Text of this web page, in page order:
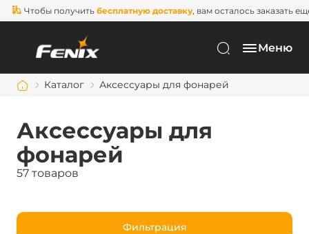
получитьбесплатную доставку, вам осталось заказать еще на2
Меню
Каталог Аксессуары для фонарей
Аксессуары для
фонарей
57 товаров
Фильтрация